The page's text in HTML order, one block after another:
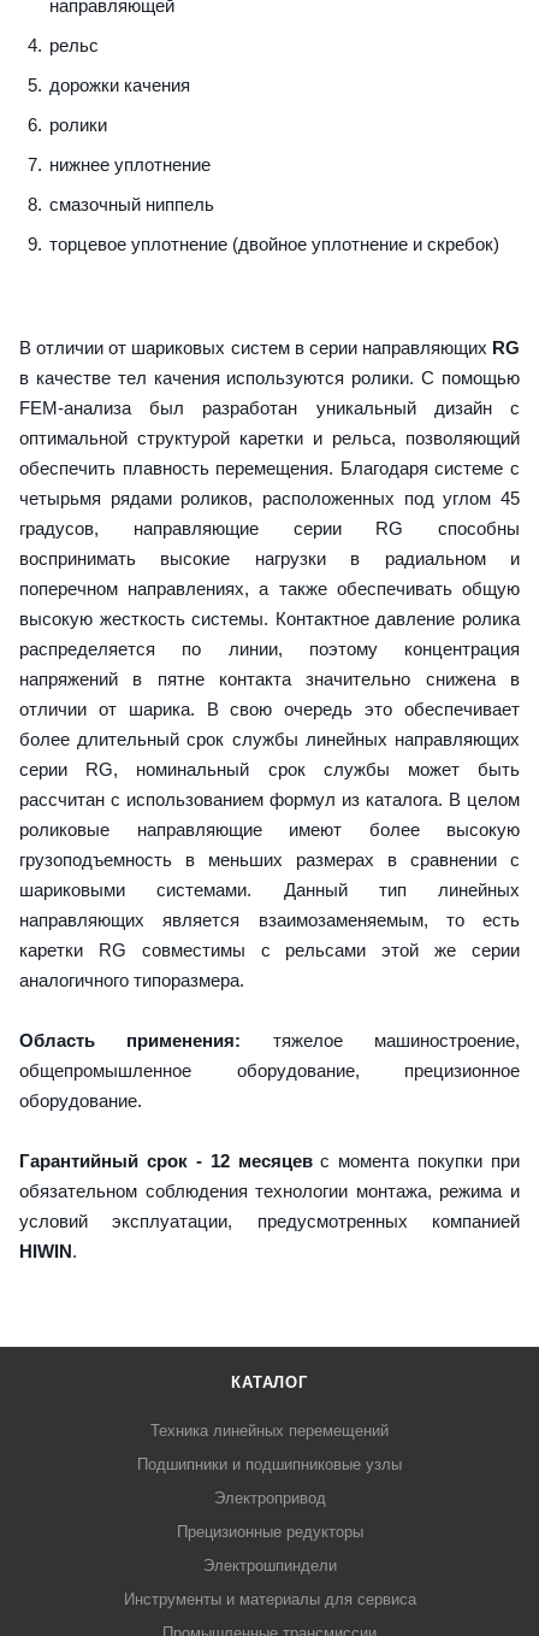
направляющей
рельс
дорожки качения
ролики
нижнее уплотнение
смазочный ниппель
торцевое уплотнение (двойное уплотнение и скребок)
В отличии от шариковых систем в серии направляющих RG
в качестве тел качения используются ролики. С помощью
FEM-анализа был разработан уникальный дизайн с
оптимальной структурой каретки и рельса, позволяющий
обеспечить плавность перемещения. Благодаря системе с
четырьмя рядами роликов, расположенных под углом 45
градусов, направляющие серии RG способны
воспринимать высокие нагрузки в радиальном и
поперечном направлениях, а также обеспечивать общую
высокую жесткость системы. Контактное давление ролика
распределяется по линии, поэтому концентрация
напряжений в пятне контакта значительно снижена в
отличии от шарика. В свою очередь это обеспечивает
более длительный срок службы линейных направляющих
серии RG, номинальный срок службы может быть
рассчитан с использованием формул из каталога. В целом
роликовые направляющие имеют более высокую
грузоподъемность в меньших размерах в сравнении с
шариковыми системами. Данный тип линейных
направляющих является взаимозаменяемым, то есть
каретки RG совместимы с рельсами этой же серии
аналогичного типоразмера.
Область применения: тяжелое машиностроение,
общепромышленное оборудование, прецизионное
оборудование.
Гарантийный срок - 12 месяцевс момента покупки при
обязательном соблюдения технологии монтажа, режима и
условий эксплуатации, предусмотренных компанией
HIWIN.
КАТАЛОГ
Техника линейных перемещений
Подшипники и подшипниковые узлы
Электропривод
Прецизионные редукторы
Электрошпиндели
Инструменты и материалы для сервиса